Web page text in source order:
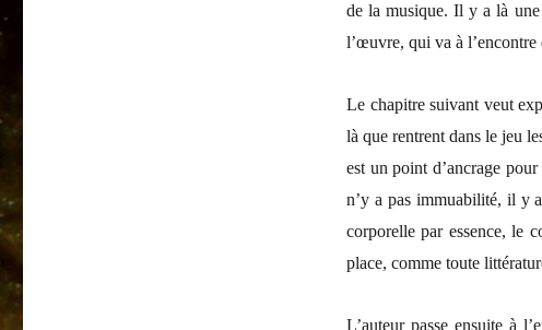
de la musique. Il y a là une
l’œuvre, qui va à
Le chapitre suivant veut
là que rentrent dans le jeu
est un point d’ancrage
n’y a pas immuabilité, il y
corporelle par essence, le
place, comme toute
L’auteur passe ensuite à